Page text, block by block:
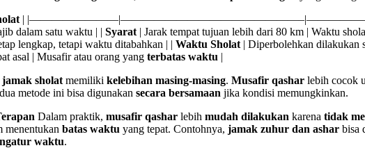
|
dalam satu waktu | | Syarat | Jarak tempat tujuan lebih dari 80 km | Waktu
lengkap, tetapi waktu ditabahkan | | Waktu Sholat | Diperbolehkan dilakukan
asal | Musafir atau orang yang terbatas waktu |
jamak sholat memiliki kelebihan masing-masing. Musafir qashar lebih cocok
metode ini bisa digunakan secara bersamaan jika kondisi memungkinkan.
Dalam praktik, musafir qashar lebih mudah dilakukan karena tidak
menentukan batas waktu yang tepat. Contohnya, jamak zuhur dan ashar bisa
waktu.